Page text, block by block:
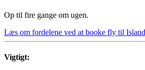
Op til fire gange om ugen.
Læs om fordelene ved at booke fly til
Vigtigt: